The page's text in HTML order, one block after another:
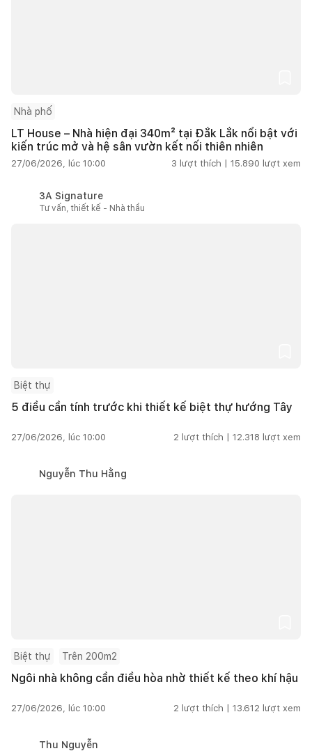
Nhà phố
LT House – Nhà hiện đại 340m² tại Đắk Lắk nổi bật với
kiến trúc mở và hệ sân vườn kết nối thiên nhiên
27/06/2026, lúc 10:00 3 lượt thích | 15.890 lượt xem
3A Signature
Tư vấn, thiết kế - Nhà thầu
Biệt thự
5 điều cần tính trước khi thiết kế biệt thự hướng Tây
27/06/2026, lúc 10:00 2 lượt thích | 12.318 lượt xem
Nguyễn Thu Hằng
Biệt thự Trên 200m2
Ngôi nhà không cần điều hòa nhờ thiết kế theo khí hậu
27/06/2026, lúc 10:00 2 lượt thích | 13.612 lượt xem
Thu Nguyễn